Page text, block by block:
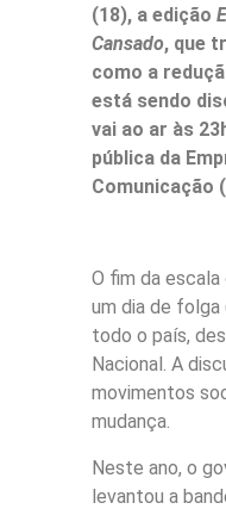
(18), a edição
Cansado, que
como a
está sendo
vai ao ar às
pública da
Comunicação
O fim da
um dia de
todo o país,
Nacional. A
movimentos
mudança.
Neste ano, o
levantou a